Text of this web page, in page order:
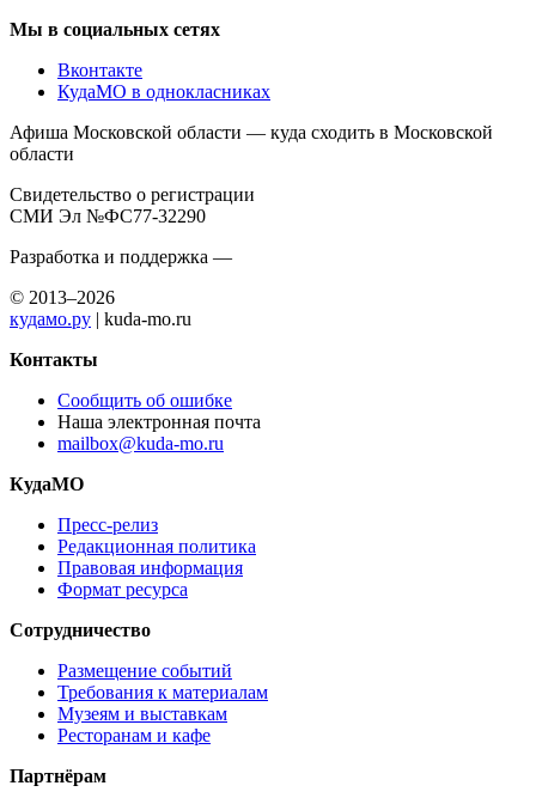
Мы в социальных сетях
Вконтакте
КудаМО в однокласниках
Афиша Московской области — куда сходить в Московской
области
Свидетельство о регистрации
СМИ Эл №ФС77-32290
Разработка и поддержка —
© 2013–2026
кудамо.ру | kuda-mo.ru
Контакты
Сообщить об ошибке
Наша электронная почта
mailbox@kuda-mo.ru
КудаМО
Пресс-релиз
Редакционная политика
Правовая информация
Формат ресурса
Сотрудничество
Размещение событий
Требования к материалам
Музеям и выставкам
Ресторанам и кафе
Партнёрам